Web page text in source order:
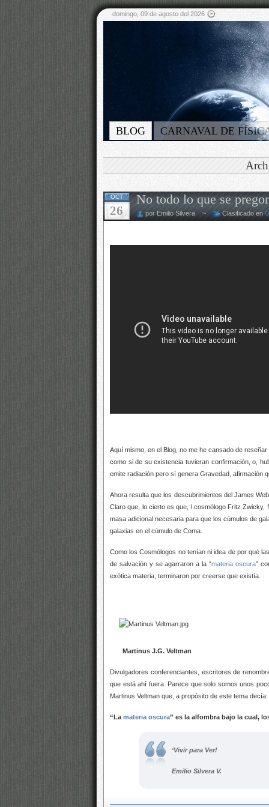
domingo, 09 de agosto del 2026
BLOG CARNAVAL DE
OCT
26
No todo lo que se
por Emilio Silvera ~ Clasificado en
Aquí mismo, en el Blog, no me he cansado de
como si de su existencia tuvieran confirmación, o,
emite radiación pero sí genera Gravedad, afirmación
Ahora resulta que los descubrimientos del James
Claro que, lo cierto es que, l cosmólogo Fritz Zwicky,
masa adicional necesaria para que los cúmulos de
galaxias en el cúmulo de Coma.
Como los Cosmólogos no tenían ni idea de por qué
de salvación y se agarraron a la “materia oscura”
exótica materia, terminaron por creerse que existía.
Martinus J.G. Veltman
Divulgadores conferenciantes, escritores de
que está ahí fuera. Parece que solo somos unos
Martinus Veltman que, a propósito de este tema decía:
“La materia oscura” es la alfombra bajo la cual,
‘Vivir para Ver!
Emilio Silvera V.